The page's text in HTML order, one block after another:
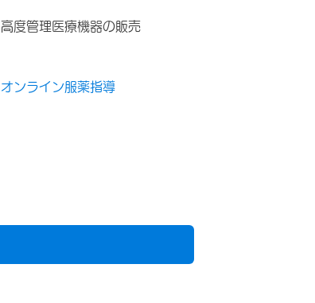
高度管理医療機器の販売
オンライン服薬指導